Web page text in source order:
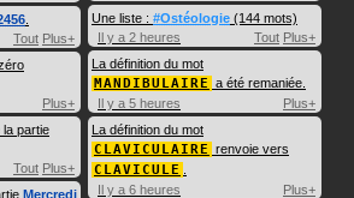
Tout Plus+
Plus+
la partie
Tout Plus+
Mercredi
Une liste : #Ostéologie (144 mots)
Il y a 2 heures
Tout Plus+
La définition du mot
MANDIBULAIRE a été remaniée.
Il y a 5 heures
Plus+
La définition du mot
CLAVICULAIRE renvoie vers
CLAVICULE
Il y a 6 heures
Plus+